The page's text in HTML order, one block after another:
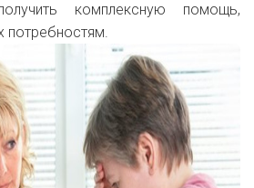
комплексную помощь,
потребностям.